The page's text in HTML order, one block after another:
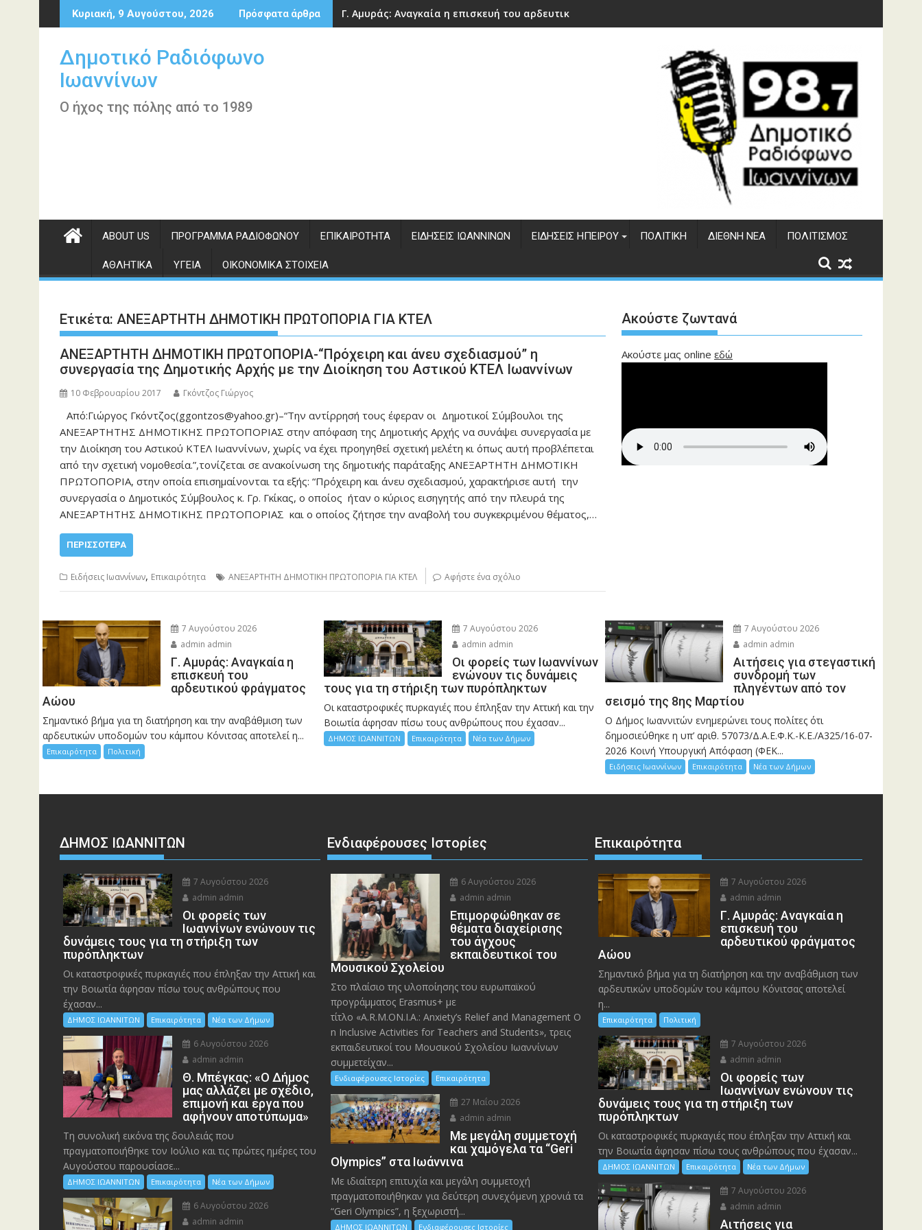
Περάστε
στο
Κυριακή, 9 Αυγούστου, 2026 Πρόσφατα άρθρα Γ. Αμυράς: Αναγκαία η επισκευή του αρδευτικού φράγματος Αώου
Δημοτικό Ραδιόφωνο
Ιωαννίνων
Ο ήχος της πόλης από το 1989
ABOUT US ΠΡΌΓΡΑΜΜΑ ΡΑΔΙΟΦΏΝΟΥ ΕΠΙΚΑΙΡΌΤΗΤΑ ΕΙΔΉΣΕΙΣ ΙΩΑΝΝΊΝΩΝ ΕΙΔΉΣΕΙΣ ΗΠΕΊΡΟΥ ΠΟΛΙΤΙΚΉ ΔΙΕΘΝΉ ΝΈΑ ΠΟΛΙΤΙΣΜΌΣ
ΑΘΛΗΤΙΚΆ ΥΓΕΊΑ ΟΙΚΟΝΟΜΙΚΆ ΣΤΟΙΧΕΊΑ
Ετικέτα: ΑΝΕΞΑΡΤΗΤΗ ΔΗΜΟΤΙΚΗ ΠΡΩΤΟΠΟΡΙΑ ΓΙΑ ΚΤΕΛ
ΑΝΕΞΑΡΤΗΤΗ ΔΗΜΟΤΙΚΗ ΠΡΩΤΟΠΟΡΙΑ-“Πρόχειρη και άνευ σχεδιασμού” η
συνεργασία της Δημοτικής Αρχής με την Διοίκηση του Αστικού ΚΤΕΛ Ιωαννίνων
10 Φεβρουαρίου 2017 Γκόντζος Γιώργος
Από:Γιώργος Γκόντζος(ggontzos@yahoo.gr)–“Την αντίρρησή τους έφεραν οι Δημοτικοί Σύμβουλοι της
ΑΝΕΞΑΡΤΗΤΗΣ ΔΗΜΟΤΙΚΗΣ ΠΡΩΤΟΠΟΡΙΑΣ στην απόφαση της Δημοτικής Αρχής να συνάψει συνεργασία με
την Διοίκηση του Αστικού ΚΤΕΛ Ιωαννίνων, χωρίς να έχει προηγηθεί σχετική μελέτη κι όπως αυτή προβλέπεται
από την σχετική νομοθεσία.”,τονίζεται σε ανακοίνωση της δημοτικής παράταξης ΑΝΕΞΑΡΤΗΤΗ ΔΗΜΟΤΙΚΗ
ΠΡΩΤΟΠΟΡΙΑ, στην οποία επισημαίνονται τα εξής: “Πρόχειρη και άνευ σχεδιασμού, χαρακτήρισε αυτή την
συνεργασία ο Δημοτικός Σύμβουλος κ. Γρ. Γκίκας, ο οποίος ήταν ο κύριος εισηγητής από την πλευρά της
ΑΝΕΞΑΡΤΗΤΗΣ ΔΗΜΟΤΙΚΗΣ ΠΡΩΤΟΠΟΡΙΑΣ και ο οποίος ζήτησε την αναβολή του συγκεκριμένου θέματος,…
ΠΕΡΙΣΣΌΤΕΡΑ
Ειδήσεις Ιωαννίνων, Επικαιρότητα ΑΝΕΞΑΡΤΗΤΗ ΔΗΜΟΤΙΚΗ ΠΡΩΤΟΠΟΡΙΑ ΓΙΑ ΚΤΕΛ Αφήστε ένα σχόλιο
Ακούστε ζωντανά
Ακούστε μας online εδώ
7 Αυγούστου 2026
admin admin
Γ. Αμυράς: Αναγκαία η
επισκευή του
αρδευτικού φράγματος
Αώου
Σημαντικό βήμα για τη διατήρηση και την αναβάθμιση των
αρδευτικών υποδομών του κάμπου Κόνιτσας αποτελεί η...
Επικαιρότητα Πολιτική
7 Αυγούστου 2026
admin admin
Οι φορείς των Ιωαννίνων
ενώνουν τις δυνάμεις
τους για τη στήριξη των πυρόπληκτων
Οι καταστροφικές πυρκαγιές που έπληξαν την Αττική και την
Bοιωτία άφησαν πίσω τους ανθρώπους που έχασαν...
ΔΗΜΟΣ ΙΩΑΝΝΙΤΩΝ Επικαιρότητα Νέα των Δήμων
7 Αυγούστου 2026
admin admin
Αιτήσεις για στεγαστική
συνδρομή των
πληγέντων από τον
σεισμό της 8ης Μαρτίου
Ο Δήμος Ιωαννιτών ενημερώνει τους πολίτες ότι
δημοσιεύθηκε η υπ’ αριθ. 57073/Δ.Α.Ε.Φ.Κ.-Κ.Ε./Α325/16-07-
2026 Κοινή Υπουργική Απόφαση (ΦΕΚ...
Ειδήσεις Ιωαννίνων Επικαιρότητα Νέα των Δήμων
ΔΗΜΟΣ ΙΩΑΝΝΙΤΩΝ
7 Αυγούστου 2026
admin admin
Οι φορείς των
Ιωαννίνων ενώνουν τις
δυνάμεις τους για τη στήριξη των
πυρόπληκτων
Οι καταστροφικές πυρκαγιές που έπληξαν την Αττική και
την Bοιωτία άφησαν πίσω τους ανθρώπους που
έχασαν...
ΔΗΜΟΣ ΙΩΑΝΝΙΤΩΝ Επικαιρότητα Νέα των Δήμων
6 Αυγούστου 2026
admin admin
Θ. Μπέγκας: «Ο Δήμος
μας αλλάζει με σχέδιο,
επιμονή και έργα που
αφήνουν αποτύπωμα»
Τη συνολική εικόνα της δουλειάς που
πραγματοποιήθηκε τον Ιούλιο και τις πρώτες ημέρες του
Αυγούστου παρουσίασε...
ΔΗΜΟΣ ΙΩΑΝΝΙΤΩΝ Επικαιρότητα Νέα των Δήμων
6 Αυγούστου 2026
admin admin
Ενδιαφέρουσες Ιστορίες
6 Αυγούστου 2026
admin admin
Eπιμορφώθηκαν σε
θέματα διαχείρισης
του άγχους
εκπαιδευτικοί του
Μουσικού Σχολείου
Στο πλαίσιο της υλοποίησης του ευρωπαϊκού
προγράμματος Erasmus+ με
τίτλο «A.R.M.ON.I.A.: Anxiety’s Relief and Management O
n Inclusive Activities for Teachers and Students», τρεις
εκπαιδευτικοί του Μουσικού Σχολείου Ιωαννίνων
συμμετείχαν...
Ενδιαφέρουσες Ιστορίες Επικαιρότητα
27 Μαΐου 2026
admin admin
Με μεγάλη συμμετοχή
και χαμόγελα τα “Geri
Olympics” στα Ιωάννινα
Με ιδιαίτερη επιτυχία και μεγάλη συμμετοχή
πραγματοποιήθηκαν για δεύτερη συνεχόμενη χρονιά τα
“Geri Olympics”, η ξεχωριστή...
ΔΗΜΟΣ ΙΩΑΝΝΙΤΩΝ Ενδιαφέρουσες Ιστορίες
Επικαιρότητα
7 Αυγούστου 2026
admin admin
Γ. Αμυράς: Αναγκαία η
επισκευή του
αρδευτικού φράγματος
Αώου
Σημαντικό βήμα για τη διατήρηση και την αναβάθμιση των
αρδευτικών υποδομών του κάμπου Κόνιτσας αποτελεί
η...
Επικαιρότητα Πολιτική
7 Αυγούστου 2026
admin admin
Οι φορείς των
Ιωαννίνων ενώνουν τις
δυνάμεις τους για τη στήριξη των
πυρόπληκτων
Οι καταστροφικές πυρκαγιές που έπληξαν την Αττική και
την Bοιωτία άφησαν πίσω τους ανθρώπους που έχασαν...
ΔΗΜΟΣ ΙΩΑΝΝΙΤΩΝ Επικαιρότητα Νέα των Δήμων
7 Αυγούστου 2026
admin admin
Αιτήσεις για